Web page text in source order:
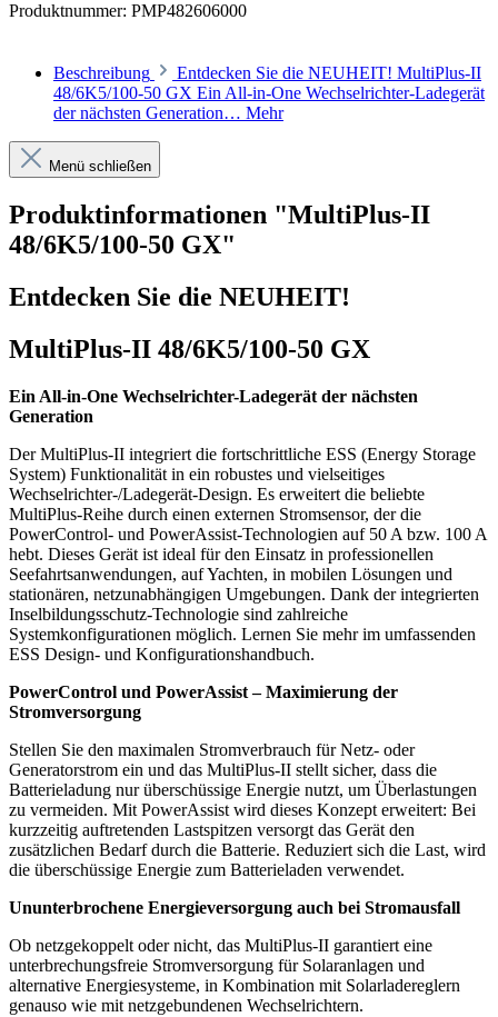
Produktnummer: PMP482606000
Beschreibung
Entdecken Sie die NEUHEIT! MultiPlus-II
48/6K5/100-50 GX Ein All-in-One Wechselrichter-Ladegerät
der nächsten Generation… Mehr
Menü schließen
Produktinformationen "MultiPlus-II
48/6K5/100-50 GX"
Entdecken Sie die NEUHEIT!
MultiPlus-II 48/6K5/100-50 GX
Ein All-in-One Wechselrichter-Ladegerät der nächsten
Generation
Der MultiPlus-II integriert die fortschrittliche ESS (Energy Storage
System) Funktionalität in ein robustes und vielseitiges
Wechselrichter-/Ladegerät-Design. Es erweitert die beliebte
MultiPlus-Reihe durch einen externen Stromsensor, der die
PowerControl- und PowerAssist-Technologien auf 50 A bzw. 100 A
hebt. Dieses Gerät ist ideal für den Einsatz in professionellen
Seefahrtsanwendungen, auf Yachten, in mobilen Lösungen und
stationären, netzunabhängigen Umgebungen. Dank der integrierten
Inselbildungsschutz-Technologie sind zahlreiche
Systemkonfigurationen möglich. Lernen Sie mehr im umfassenden
ESS Design- und Konfigurationshandbuch.
PowerControl und PowerAssist – Maximierung der
Stromversorgung
Stellen Sie den maximalen Stromverbrauch für Netz- oder
Generatorstrom ein und das MultiPlus-II stellt sicher, dass die
Batterieladung nur überschüssige Energie nutzt, um Überlastungen
zu vermeiden. Mit PowerAssist wird dieses Konzept erweitert: Bei
kurzzeitig auftretenden Lastspitzen versorgt das Gerät den
zusätzlichen Bedarf durch die Batterie. Reduziert sich die Last, wird
die überschüssige Energie zum Batterieladen verwendet.
Ununterbrochene Energieversorgung auch bei Stromausfall
Ob netzgekoppelt oder nicht, das MultiPlus-II garantiert eine
unterbrechungsfreie Stromversorgung für Solaranlagen und
alternative Energiesysteme, in Kombination mit Solarladereglern
genauso wie mit netzgebundenen Wechselrichtern.